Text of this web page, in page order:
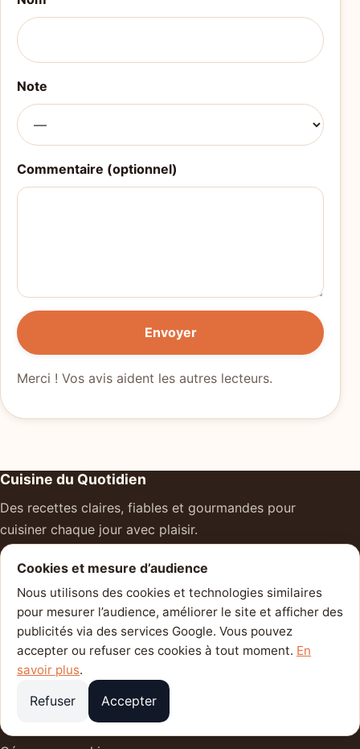
Note
Commentaire (optionnel)
Envoyer
Merci ! Vos avis aident les autres lecteurs.
Cuisine du Quotidien
Des recettes claires, fiables et gourmandes pour
cuisiner chaque jour avec plaisir.
Catégories
Plats mijotés
Thématiques
cuisine traditionnelle
Confiance
Cookies et mesure d’audience
Nous utilisons des cookies et technologies similaires
pour mesurer l’audience, améliorer le site et afficher des
publicités via des services Google. Vous pouvez
accepter ou refuser ces cookies à tout moment. En
savoir plus.
Refuser Accepter